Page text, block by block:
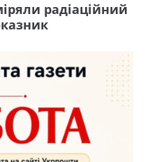
радіаційний